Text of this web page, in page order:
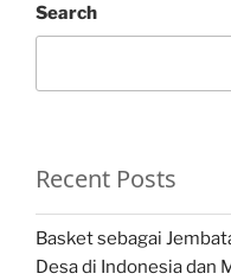
Search
Recent Posts
Basket sebagai
Desa di Indonesia dan